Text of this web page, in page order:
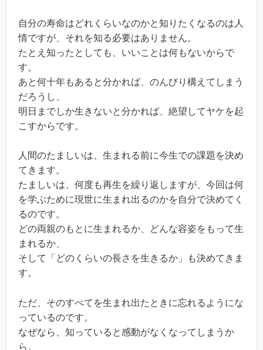
自分の寿命はどれくらいなのかと知りたくなるのは人
情ですが、それを知る必要はありません。
たとえ知ったとしても、いいことは何もないからで
す。
あと何十年もあると分かれば、のんびり構えてしまう
だろうし、
明日までしか生きないと分かれば、絶望してヤケを起
こすからです。
人間のたましいは、生まれる前に今生での課題を決め
てきます。
たましいは、何度も再生を繰り返しますが、今回は何
を学ぶために現世に生まれ出るのかを自分で決めてく
るのです。
どの両親のもとに生まれるか、どんな容姿をもって生
まれるか、
そして「どのくらいの長さを生きるか」も決めてきま
す。
ただ、そのすべてを生まれ出たときに忘れるようにな
っているのです。
なぜなら、知っていると感動がなくなってしまうか
ら。